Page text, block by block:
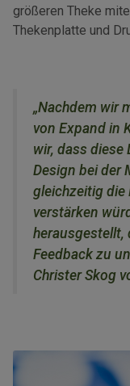
größeren Theke
Thekenplatte und
„Nachdem wir
von Expand in
wir, dass
Design bei der
gleichzeitig
verstärken
herausgestellt,
Feedback zu
Christer Skog